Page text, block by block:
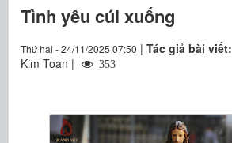
THƯ GIÃN
Tình yêu cúi xuống
Thứ hai - 24/11/2025 07:50 | Tác giả bài viết:
Kim Toan |
353